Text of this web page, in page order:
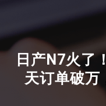
日产N7火了
天订单破万